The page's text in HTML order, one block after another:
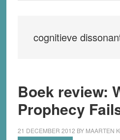
cognitieve
Boek review:
Prophecy
21 DECEMBER 2012 BY MAARTEN